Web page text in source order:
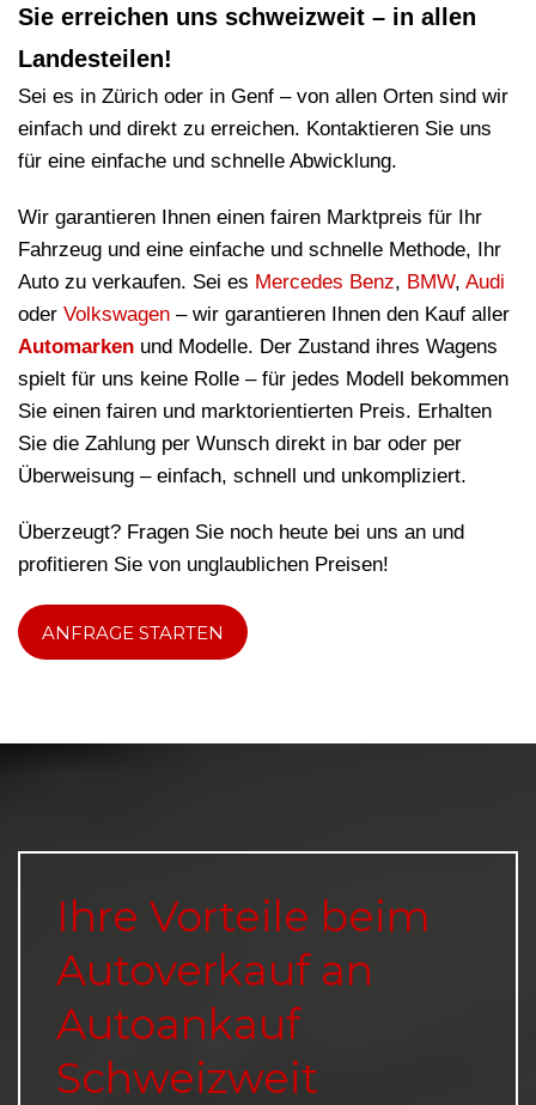
Sie erreichen uns schweizweit – in allen
Landesteilen!
Sei es in Zürich oder in Genf – von allen Orten sind wir
einfach und direkt zu erreichen. Kontaktieren Sie uns
für eine einfache und schnelle Abwicklung.
Wir garantieren Ihnen einen fairen Marktpreis für Ihr
Fahrzeug und eine einfache und schnelle Methode, Ihr
Auto zu verkaufen. Sei es Mercedes Benz, BMW, Audi
oder Volkswagen – wir garantieren Ihnen den Kauf aller
Automarken und Modelle. Der Zustand ihres Wagens
spielt für uns keine Rolle – für jedes Modell bekommen
Sie einen fairen und marktorientierten Preis. Erhalten
Sie die Zahlung per Wunsch direkt in bar oder per
Überweisung – einfach, schnell und unkompliziert.
Überzeugt? Fragen Sie noch heute bei uns an und
profitieren Sie von unglaublichen Preisen!
ANFRAGE STARTEN
Ihre Vorteile beim
Autoverkauf an
Autoankauf
Schweizweit